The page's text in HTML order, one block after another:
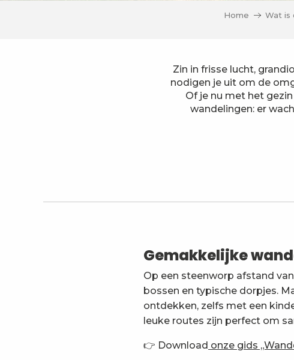
Home Wat is
Zin in frisse lucht,
nodigen je uit om de
Of je nu met het
wandelingen: er
La Galoppaz depuis le Lindar
Jean-Jacques Rousseau's wandeling
La grande cascade de la Doria en boucle
Promenade autour du Revard
Mont Grêle via de Col Saint Michel
Gemakkelijke
Op een steenworp afstand
bossen en typische dorpjes.
ontdekken, zelfs met een
leuke routes zijn perfect om
👉 Download onze gids